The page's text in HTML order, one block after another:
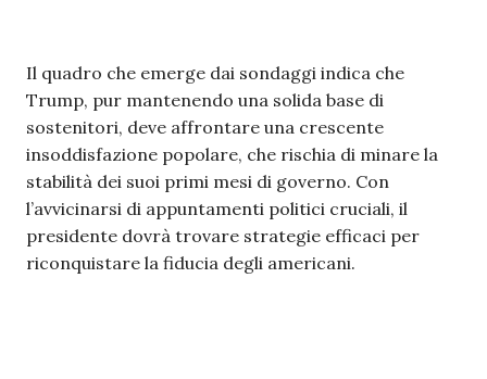
Il quadro che emerge dai sondaggi indica che
Trump, pur mantenendo una solida base di
sostenitori, deve affrontare una crescente
insoddisfazione popolare, che rischia di minare la
stabilità dei suoi primi mesi di governo. Con
l’avvicinarsi di appuntamenti politici cruciali, il
presidente dovrà trovare strategie efficaci per
riconquistare la fiducia degli americani.